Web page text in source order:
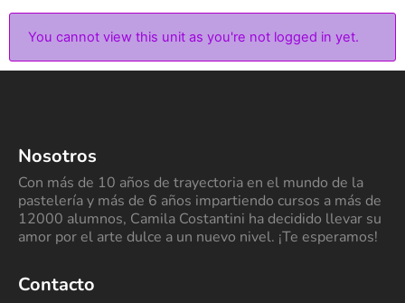
You cannot view this unit as you're not logged in yet.
Nosotros
Con más de 10 años de trayectoria en el mundo de la
pastelería y más de 6 años impartiendo cursos a más de
12000 alumnos, Camila Costantini ha decidido llevar su
amor por el arte dulce a un nuevo nivel. ¡Te esperamos!
Contacto